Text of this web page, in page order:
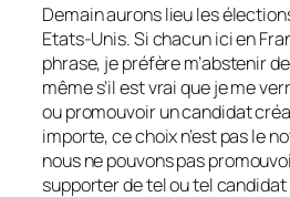
Demain aurons lieu les
Etats-Unis. Si chacun ici en
phrase, je préfère m’abstenir
même s’il est vrai que je me
ou promouvoir un candidat
importe, ce choix n’est pas le
nous ne pouvons pas
supporter de tel ou tel candidat